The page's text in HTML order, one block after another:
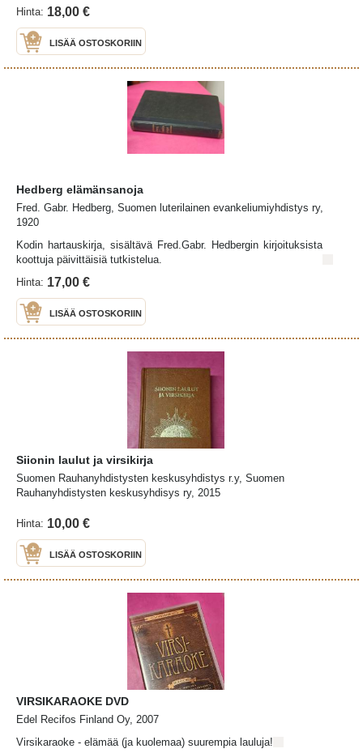
Hinta: 18,00 €
LISÄÄ OSTOSKORIIN
Hedberg elämänsanoja
Fred. Gabr. Hedberg, Suomen luterilainen evankeliumiyhdistys ry,
1920
Kodin hartauskirja, sisältävä Fred.Gabr. Hedbergin kirjoituksista
koottuja päivittäisiä tutkistelua.
Hinta: 17,00 €
LISÄÄ OSTOSKORIIN
Siionin laulut ja virsikirja
Suomen Rauhanyhdistysten keskusyhdistys r.y, Suomen
Rauhanyhdistysten keskusyhdisys ry, 2015
Hinta: 10,00 €
LISÄÄ OSTOSKORIIN
VIRSIKARAOKE DVD
Edel Recifos Finland Oy, 2007
Virsikaraoke - elämää (ja kuolemaa) suurempia lauluja!